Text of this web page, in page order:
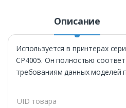
Описание
Используется в принтерах
CP4005. Он полностью
требованиям данных моделей
UID товара